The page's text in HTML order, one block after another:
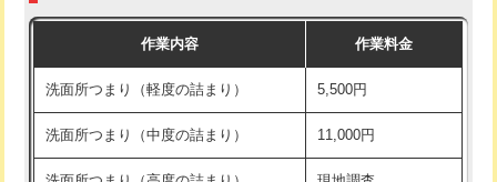
モルタル補修（厚さ10㎝まで） 27,500円
モルタル補修（厚さ10㎝超え） 38,500円
洗面台設置 38,500円
交換・取付（その他部品） 11,000円+材料費
持込商品取付（単水栓） 13,200円
持込商品取付（混合水栓） 16,500円
持込商品取付（浄水器・分岐水栓） 16,500円
作業内容 作業料金
洗面所つまり（軽度の詰まり） 5,500円
洗面所つまり（中度の詰まり） 11,000円